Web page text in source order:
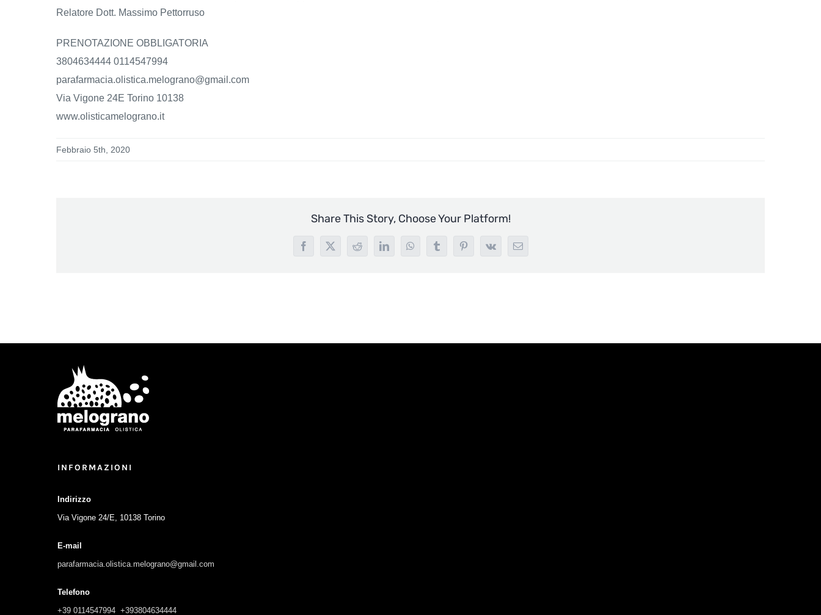
Relatore Dott. Massimo Pettorruso
PRENOTAZIONE OBBLIGATORIA
3804634444 0114547994
parafarmacia.olistica.melograno@gmail.com
Via Vigone 24E Torino 10138
www.olisticamelograno.it
Febbraio 5th, 2020
Share This Story, Choose Your Platform!
Facebook
X RedditLinkedInWhatsAppTumblrPinterest
Vk Email
INFORMAZIONI
Indirizzo
Via Vigone 24/E, 10138 Torino
E-mail
parafarmacia.olistica.melograno@gmail.com
Telefono
+39 0114547994 +393804634444